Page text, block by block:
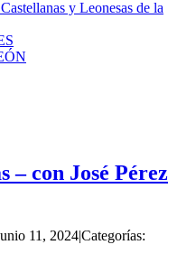
– con José Pérez
11, 2024|Categorías: